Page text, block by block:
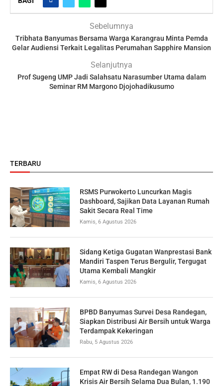
Sebelumnya
Tribhata Banyumas Bersama Warga Karangrau Minta Pemda
Gelar Audiensi Terkait Legalitas Perumahan Sapphire Mansion
Selanjutnya
Prof Sugeng UMP Jadi Salahsatu Narasumber Utama dalam
Seminar RM Margono Djojohadikusumo
TERBARU
RSMS Purwokerto Luncurkan Magis
Dashboard, Sajikan Data Layanan Rumah
Sakit Secara Real Time
Kamis, 6 Agustus 2026
Sidang Ketiga Gugatan Wanprestasi Bank
Mandiri Taspen Terus Bergulir, Tergugat
Utama Kembali Mangkir
Kamis, 6 Agustus 2026
BPBD Banyumas Survei Desa Randegan,
Siapkan Distribusi Air Bersih untuk Warga
Terdampak Kekeringan
Rabu, 5 Agustus 2026
Empat RW di Desa Randegan Wangon
Krisis Air Bersih Selama Dua Bulan, 1.190